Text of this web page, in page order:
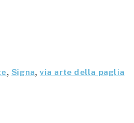
, Signa,via arte della paglia